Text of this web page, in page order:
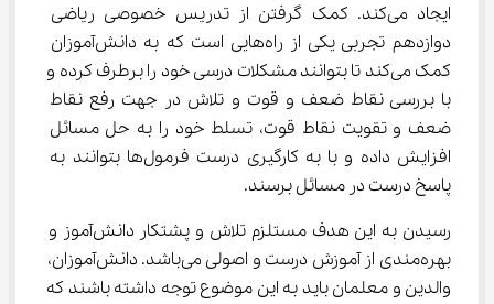
ایجاد می‌کند. کمک گرفتن از تدریس خصوصی ریاضی
دوازدهم تجربی یکی از راه‌هایی است که به دانش‌آموزان
کمک می‌کند تا بتوانند مشکلات درسی خود را برطرف کرده و
با بررسی نقاط ضعف و قوت و تلاش در جهت رفع نقاط
ضعف و تقویت نقاط قوت، تسلط خود را به حل مسائل
افزایش داده و با به کارگیری درست فرمول‌ها بتوانند به
پاسخ درست در مسائل برسند.
رسیدن به این هدف مستلزم تلاش و پشتکار دانش‌آموز و
بهره‌مندی از آموزش درست و اصولی می‌باشد. دانش‌آموزان،
والدین و معلمان باید به این موضوع توجه داشته باشند که